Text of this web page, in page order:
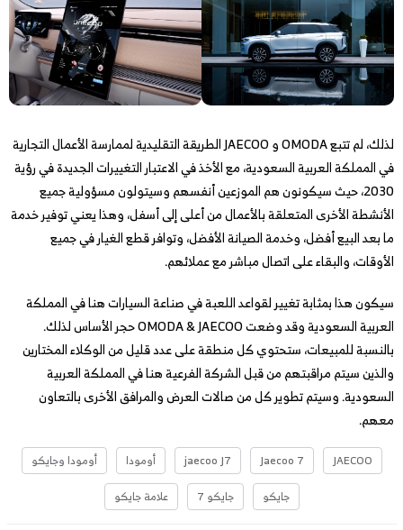
لذلك، لم تتبع OMODA و JAECOO الطريقة التقليدية لممارسة الأعمال التجارية
في المملكة العربية السعودية، مع الأخذ في الاعتبار التغييرات الجديدة في رؤية
2030، حيث سيكونون هم الموزعين أنفسهم وسيتولون مسؤولية جميع
الأنشطة الأخرى المتعلقة بالأعمال من أعلى إلى أسفل، وهذا يعني توفير خدمة
ما بعد البيع أفضل، وخدمة الصيانة الأفضل، وتوافر قطع الغيار في جميع
الأوقات، والبقاء على اتصال مباشر مع عملائهم.
سيكون هذا بمثابة تغيير لقواعد اللعبة في صناعة السيارات هنا في المملكة
العربية السعودية وقد وضعت OMODA & JAECOO حجر الأساس لذلك.
بالنسبة للمبيعات، ستحتوي كل منطقة على عدد قليل من الوكلاء المختارين
والذين سيتم مراقبتهم من قبل الشركة الفرعية هنا في المملكة العربية
السعودية. وسيتم تطوير كل من صالات العرض والمرافق الأخرى بالتعاون
معهم.
JAECOO
Jaecoo 7
jaecoo J7 أومودا
أومودا وجايكو
جايكو
جايكو 7 علامة جايكو